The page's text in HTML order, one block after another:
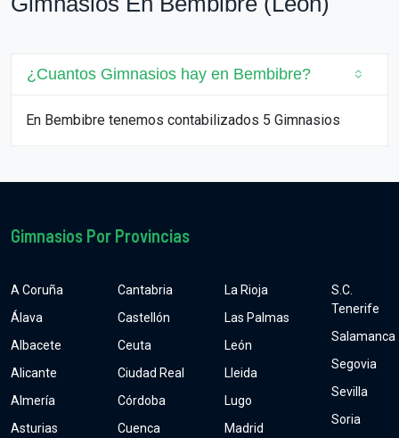
¿Cuantos Gimnasios hay en Bembibre?
En Bembibre tenemos contabilizados 5 Gimnasios
Gimnasios Por Provincias
A Coruña
Álava
Albacete
Alicante
Almería
Asturias
Cantabria
Castellón
Ceuta
Ciudad Real
Córdoba
Cuenca
La Rioja
Las Palmas
León
Lleida
Lugo
Madrid
S.C.
Tenerife
Salamanca
Segovia
Sevilla
Soria